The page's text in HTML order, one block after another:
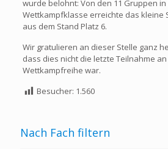
wurde belohnt: Von den 11 Gruppen
Wettkampfklasse erreichte das kleine
aus dem Stand Platz 6.
Wir gratulieren an dieser Stelle ganz
dass dies nicht die letzte Teilnahme
Wettkampfreihe war.
Besucher: 1.560
Nach Fach filtern